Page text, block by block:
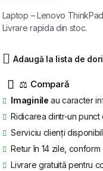
inițial
a
fost:
1.732 lei.
curent
este:
1.299 lei.
Laptop – Lenovo
Livrare rapida din stoc.
Adaugă la lista de
⚖
Imaginile au caracter
Ridicarea dintr-un
Serviciu clienți
Retur în 14 zile,
Livrare gratuită pentru